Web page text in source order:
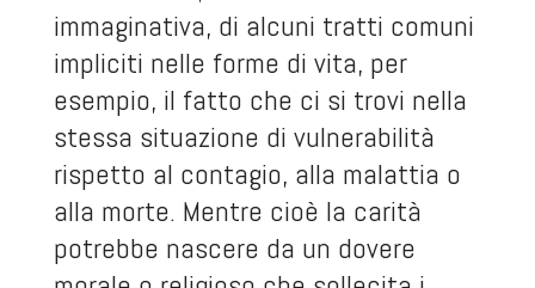
immaginativa, di alcuni tratti comuni
impliciti nelle forme di vita, per
esempio, il fatto che ci si trovi nella
stessa situazione di vulnerabilità
rispetto al contagio, alla malattia o
alla morte. Mentre cioè la carità
potrebbe nascere da un dovere